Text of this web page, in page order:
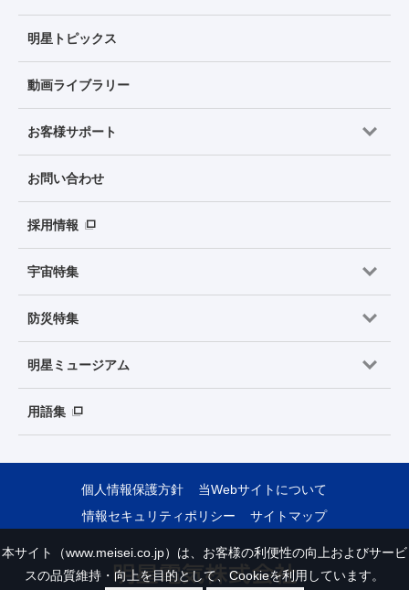
明星トピックス
動画ライブラリー
お客様サポート
お問い合わせ
採用情報
宇宙特集
防災特集
明星ミュージアム
用語集
個人情報保護方針
当Webサイトについて
情報セキュリティポリシー
サイトマップ
本サイト（www.meisei.co.jp）は、お客様の利便性の向上およびサービ
スの品質維持・向上を目的として、Cookieを利用しています。